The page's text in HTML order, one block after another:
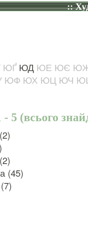
::
ЮҐ ЮД ЮЕ ЮЄ
ЮФ ЮХ ЮЦ ЮЧ
5 (всього
(45)